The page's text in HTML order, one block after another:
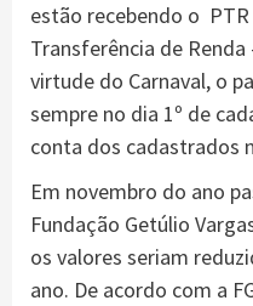
estão recebendo o
Transferência de
virtude do Carnaval, o
sempre no dia 1º de
conta dos cadastrados
Em novembro do ano
Fundação Getúlio
os valores seriam
ano. De acordo com a